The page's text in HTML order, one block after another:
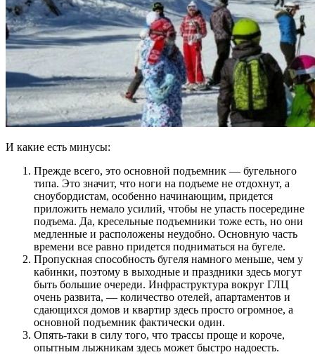
И какие есть минусы:
Прежде всего, это основной подъемник — бугельного
типа. Это значит, что ноги на подъеме не отдохнут, а
сноубордистам, особенно начинающим, придется
приложить немало усилий, чтобы не упасть посередине
подъема. Да, кресельные подъемники тоже есть, но они
медленные и расположены неудобно. Основную часть
времени все равно придется подниматься на бугеле.
Пропускная способность бугеля намного меньше, чем у
кабинки, поэтому в выходные и праздники здесь могут
быть большие очереди. Инфраструктура вокруг ГЛЦ
очень развита, — количество отелей, апартаментов и
сдающихся домов и квартир здесь просто огромное, а
основной подъемник фактически один.
Опять-таки в силу того, что трассы проще и короче,
опытным лыжникам здесь может быстро надоесть.